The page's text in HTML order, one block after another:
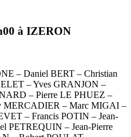
à IZERON
– Daniel BERT – Christian
– Yves GRANJON –
– Pierre LE PHUEZ –
MERCADIER – Marc MIGAI –
– Francis POTIN – Jean-
PETREQUIN – Jean-Pierre